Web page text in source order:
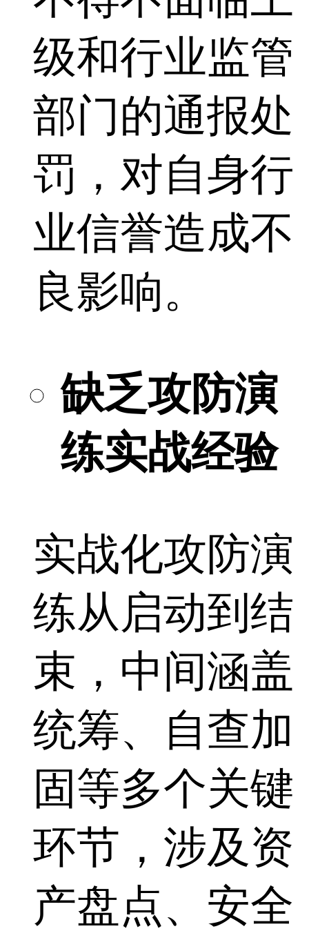
级和行业监管
部门的通报处
罚，对自身行
业信誉造成不
良影响。
缺乏攻防演
练实战经验
实战化攻防演
练从启动到结
束，中间涵盖
统筹、自查加
固等多个关键
环节，涉及资
产盘点、安全